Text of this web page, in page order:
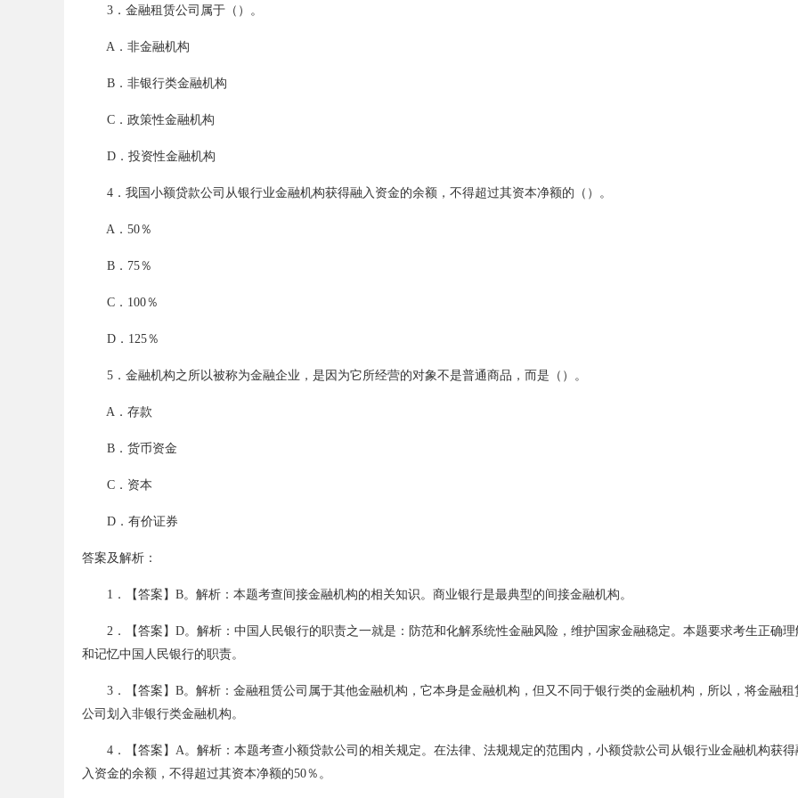
3．金融租赁公司属于（）。
A．非金融机构
B．非银行类金融机构
C．政策性金融机构
D．投资性金融机构
4．我国小额贷款公司从银行业金融机构获得融入资金的余额，不得超过其资本净额的（）。
A．50％
B．75％
C．100％
D．125％
5．金融机构之所以被称为金融企业，是因为它所经营的对象不是普通商品，而是（）。
A．存款
B．货币资金
C．资本
D．有价证券
答案及解析：
1．【答案】B。解析：本题考查间接金融机构的相关知识。商业银行是最典型的间接金融机构。
2．【答案】D。解析：中国人民银行的职责之一就是：防范和化解系统性金融风险，维护国家金融稳定。本题要求考生正确理
和记忆中国人民银行的职责。
3．【答案】B。解析：金融租赁公司属于其他金融机构，它本身是金融机构，但又不同于银行类的金融机构，所以，将金融租
公司划入非银行类金融机构。
4．【答案】A。解析：本题考查小额贷款公司的相关规定。在法律、法规规定的范围内，小额贷款公司从银行业金融机构获得
入资金的余额，不得超过其资本净额的50％。